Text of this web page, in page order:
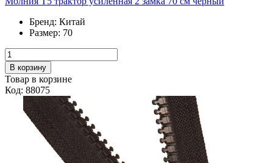
Бренд: Китай
Размер: 70
В корзину
Товар в корзине
Код: 88075